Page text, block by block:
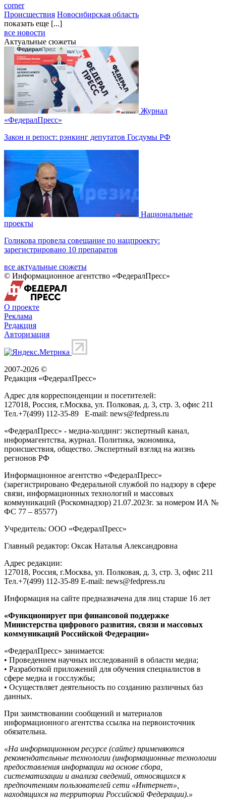
corner
Происшествия Новосибирская область
показать еще [...]
все новости
Актуальные сюжеты
Журнал
«ФедералПресс»
Закон и репост: рэнкинг депутатов Госдумы РФ
Национальные
проекты
Голикова провела совещание по нацпроекту:
зарегистрировано 10 препаратов
все актуальные сюжеты
© Информационное агентство «ФедералПресс»
О проекте
Реклама
Редакция
Авторизация
2007-2026 ©
Редакция «ФедералПресс»
Адрес для корреспонденции и посетителей:
127018, Россия, г.Москва, ул. Полковая, д. 3, стр. 3, офис 211
Тел.+7(499) 112-35-89 E-mail: news@fedpress.ru
«ФедералПресс» - медиа-холдинг: экспертный канал,
информагентства, журнал. Политика, экономика,
происшествия, общество. Экспертный взгляд на жизнь
регионов РФ
Информационное агентство «ФедералПресс»
(зарегистрировано Федеральной службой по надзору в сфере
связи, информационных технологий и массовых
коммуникаций (Роскомнадзор) 21.07.2023г. за номером ИА №
ФС 77 – 85577)
Учредитель: ООО «ФедералПресс»
Главный редактор: Оксак Наталья Александровна
Адрес редакции:
127018, Россия, г.Москва, ул. Полковая, д. 3, стр. 3, офис 211
Тел.+7(499) 112-35-89 E-mail: news@fedpress.ru
Информация на сайте предназначена для лиц старше 16 лет
«Функционирует при финансовой поддержке
Министерства цифрового развития, связи и массовых
коммуникаций Российской Федерации»
«ФедералПресс» занимается:
• Проведением научных исследований в области медиа;
• Разработкой приложений для обучения специалистов в
сфере медиа и госслужбы;
• Осуществляет деятельность по созданию различных баз
данных.
При заимствовании сообщений и материалов
информационного агентства ссылка на первоисточник
обязательна.
«На информационном ресурсе (сайте) применяются
рекомендательные технологии (информационные технологии
предоставления информации на основе сбора,
систематизации и анализа сведений, относящихся к
предпочтениям пользователей сети «Интернет»,
находящихся на территории Российской Федерации).»